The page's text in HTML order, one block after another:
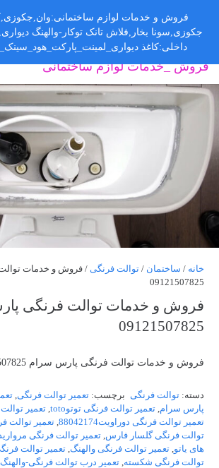
فروش _خدمات لوازم ساختمانی
خانه / ساختمان / توالت فرنگی / فروش و خدمات
09121507825
فروش و خدمات توالت فرنگی
09121507825
فروش و خدمات توالت فرنگی پارس سرام 09121507825
دسته: توالت فرنگی برچسب:تعمیر توالت فرنگی ,
پارس سرام تعمیر توالت فرنگی توتوtoto تعمیر
تعمیر توالت فرنگی دوراویت88042174
تعمیر توالت
توالت فرنگی گلسار فارس تعمیر توالت فرنگی مروارید
های یاتو تعمیر توالت فرنگی والهنگ تعمیر توالت
توالت فرنگی شکسته تعمیر درب توالت فرنگی-والهنگ88042174
فروش و خدمات لوازم
جکوزی,سونا بخار,فلاش تانک توکار-والهنگ
داخلی:کاغذ